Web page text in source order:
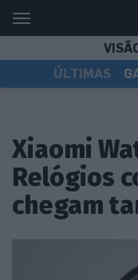
ÚLTIMAS
Xiaomi
Relógios
chegam